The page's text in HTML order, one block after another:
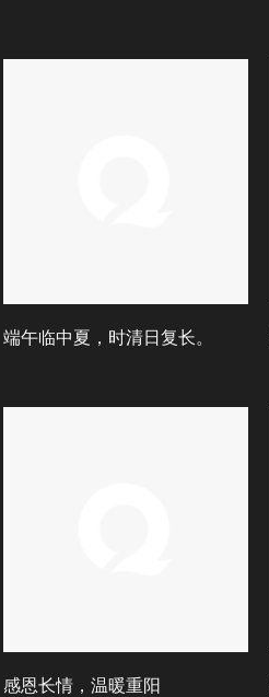
端午临中夏，时清日复长。
感恩长情，温暖重阳